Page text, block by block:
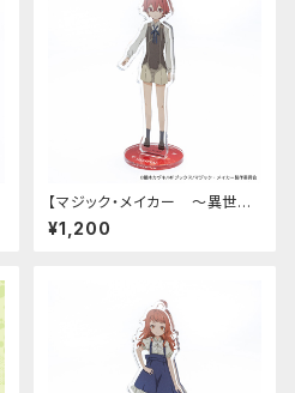
【マジック・メイカー ～異世界
魔法の作り方～】アクリルスタン
ド（シオン）
¥1,200